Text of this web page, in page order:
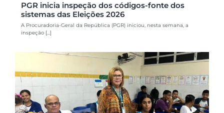
PGR inicia inspeção dos códigos-fonte dos
sistemas das Eleições 2026
A Procuradoria-Geral da República (PGR) iniciou, nesta semana, a
inspeção [...]